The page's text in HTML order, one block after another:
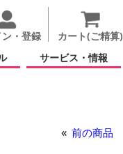
ン・登録 カート(ご精算)
サービス・情報
前の商品